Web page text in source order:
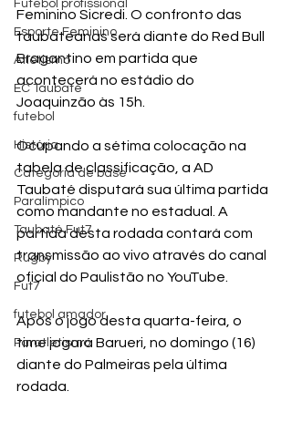
Futebol profissional
Esporte Feminino
Atletismo
EC Taubaté
futebol
História
Categoria de base
Paralímpico
Taubaté Fut7
Rugby
Fut7
futebol amador
Paratletismo
Feminino Sicredi. O confronto das
taubateanas será diante do Red Bull
Bragantino em partida que
acontecerá no estádio do
Joaquinzão às 15h.
Ocupando a sétima colocação na
tabela de classificação, a AD
Taubaté disputará sua última partida
como mandante no estadual. A
partida desta rodada contará com
transmissão ao vivo através do canal
oficial do Paulistão no YouTube.
Após o jogo desta quarta-feira, o
time jogará Barueri, no domingo (16)
diante do Palmeiras pela última
rodada.